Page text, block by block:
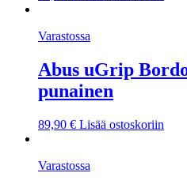
Varastossa
Abus uGrip
punainen
89,90 € Lisää ostoskoriin
Varastossa